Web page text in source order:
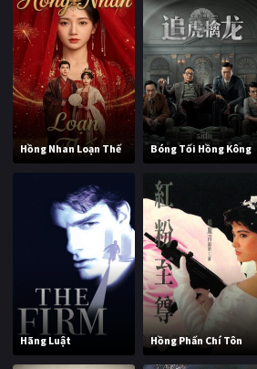
Hồng Nhan Loạn Thế Bóng Tối Hồng Kông
Hãng Luật Hồng Phấn Chí Tôn